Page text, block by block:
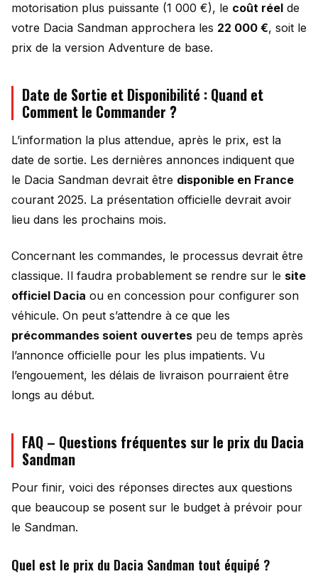
motorisation plus puissante (1 000 €), le coût réel de
votre Dacia Sandman approchera les 22 000 €, soit le
prix de la version Adventure de base.
Date de Sortie et Disponibilité : Quand et
Comment le Commander ?
L’information la plus attendue, après le prix, est la
date de sortie. Les dernières annonces indiquent que
le Dacia Sandman devrait être disponible en France
courant 2025. La présentation officielle devrait avoir
lieu dans les prochains mois.
Concernant les commandes, le processus devrait être
classique. Il faudra probablement se rendre sur le site
officiel Dacia ou en concession pour configurer son
véhicule. On peut s’attendre à ce que les
précommandes soient ouvertes peu de temps après
l’annonce officielle pour les plus impatients. Vu
l’engouement, les délais de livraison pourraient être
longs au début.
FAQ – Questions fréquentes sur le prix du Dacia
Sandman
Pour finir, voici des réponses directes aux questions
que beaucoup se posent sur le budget à prévoir pour
le Sandman.
Quel est le prix du Dacia Sandman tout équipé ?